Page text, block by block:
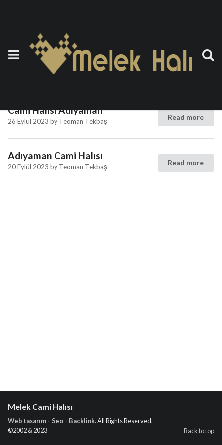
Etiket:Duvardan Duvara
Cami Halısı Adıyaman
Cami Halısı Adıyaman
26 Eylül 2023 by Teoman Tekbaş Read more
Adıyaman Cami Halısı
20 Eylül 2023 by Teoman Tekbaş Read more
Melek Cami Halısı
Web tasarım - Seo - Backlink. All Rights Reserved.
©2002 & 2023
Back to top